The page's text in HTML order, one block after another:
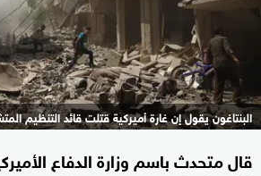
البنتاغون يقول إن غارة أميركية قتلت قائد التنظيم
قال متحدث باسم وزارة الدفاع